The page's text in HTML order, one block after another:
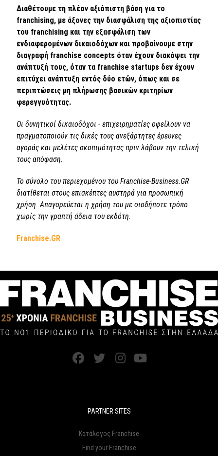
Διαθέτουμε τη πλέον αξιόπιστη βάση για το
franchising, με άξονες την διασφάλιση της αξιοπιστίας
του franchising και την εξασφάλιση των
ενδιαφερομένων δικαιοδόχων και προβαίνουμε στην
διαγραφή franchise concepts όταν έχουν διακόψει την
ανάπτυξή τους, όταν τα franchise startups δεν έχουν
επιτύχει ανάπτυξη εντός δύο ετών, όπως και σε
περιπτώσεις μη πλήρωσης βασικών κριτηρίων
φερεγγυότητας.
Οι δυνητικοί δικαιοδόχοι - επιχειρηματίες οφείλουν να
πραγματοποιούν τις δικές τους ανεξάρτητες έρευνες
αγοράς και μελέτες σκοπιμότητας πριν λάβουν την τελική
τους απόφαση.
Το σύνολο του περιεχομένου του Franchise-Business.GR
διατίθεται στους επισκέπτες αυστηρά για προσωπική
χρήση. Απαγορεύεται η χρήση του με οιοδήποτε τρόπο
χωρίς την γραπτή άδεια του εκδότη.
Franchise.GR
PARTNER SITES
Κατάλογος Franchise
Find your Franchise